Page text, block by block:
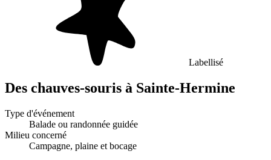
Labellisé
Des chauves-souris à Sainte-Hermine
Type d'événement
Balade ou randonnée guidée
Milieu concerné
Campagne, plaine et bocage